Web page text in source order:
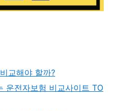
교해야 할까?
운전자보험 비교사이트 TO